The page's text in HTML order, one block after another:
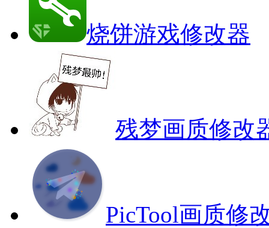
烧饼游戏修改器
残梦画质修改
PicTool画质修